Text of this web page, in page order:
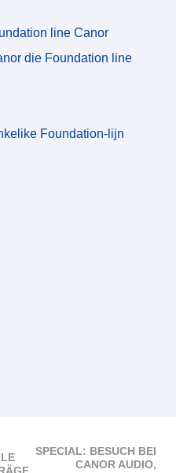
line Canor
die Foundation line
Foundation-lijn
SPECIAL: BESUCH BEI
CANOR AUDIO,